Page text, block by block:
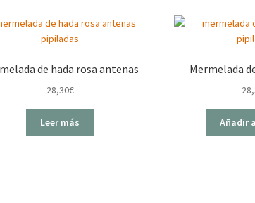
de hada rosa antenas
28,30€
Leer más
Mermelada
Añadir